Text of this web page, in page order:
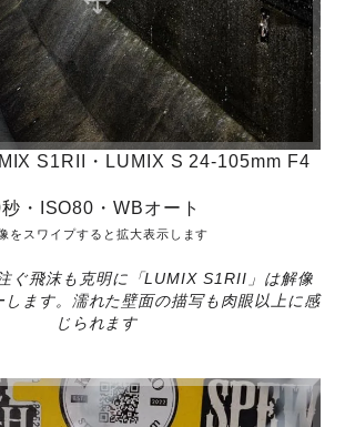
S1RII・LUMIX S 24-105mm F4
・ISO80・WBオート
をスワイプすると拡大表示します
ぐ飛沫も克明に「LUMIX S1RII」は解像
します。濡れた壁面の描写も肉眼以上に感
じられます